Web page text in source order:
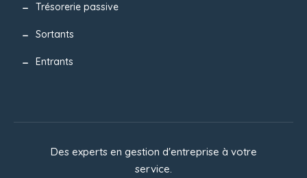
Trésorerie passive
Sortants
Entrants
Des experts en gestion d'entreprise à votre
service.